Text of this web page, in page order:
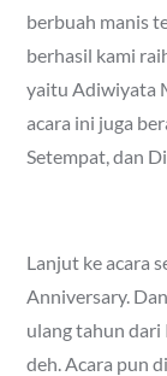
berbuah manis
berhasil kami
yaitu Adiwiyata
acara ini juga
Setempat, dan
Lanjut ke acara
Anniversary.
ulang tahun dari
deh. Acara pun